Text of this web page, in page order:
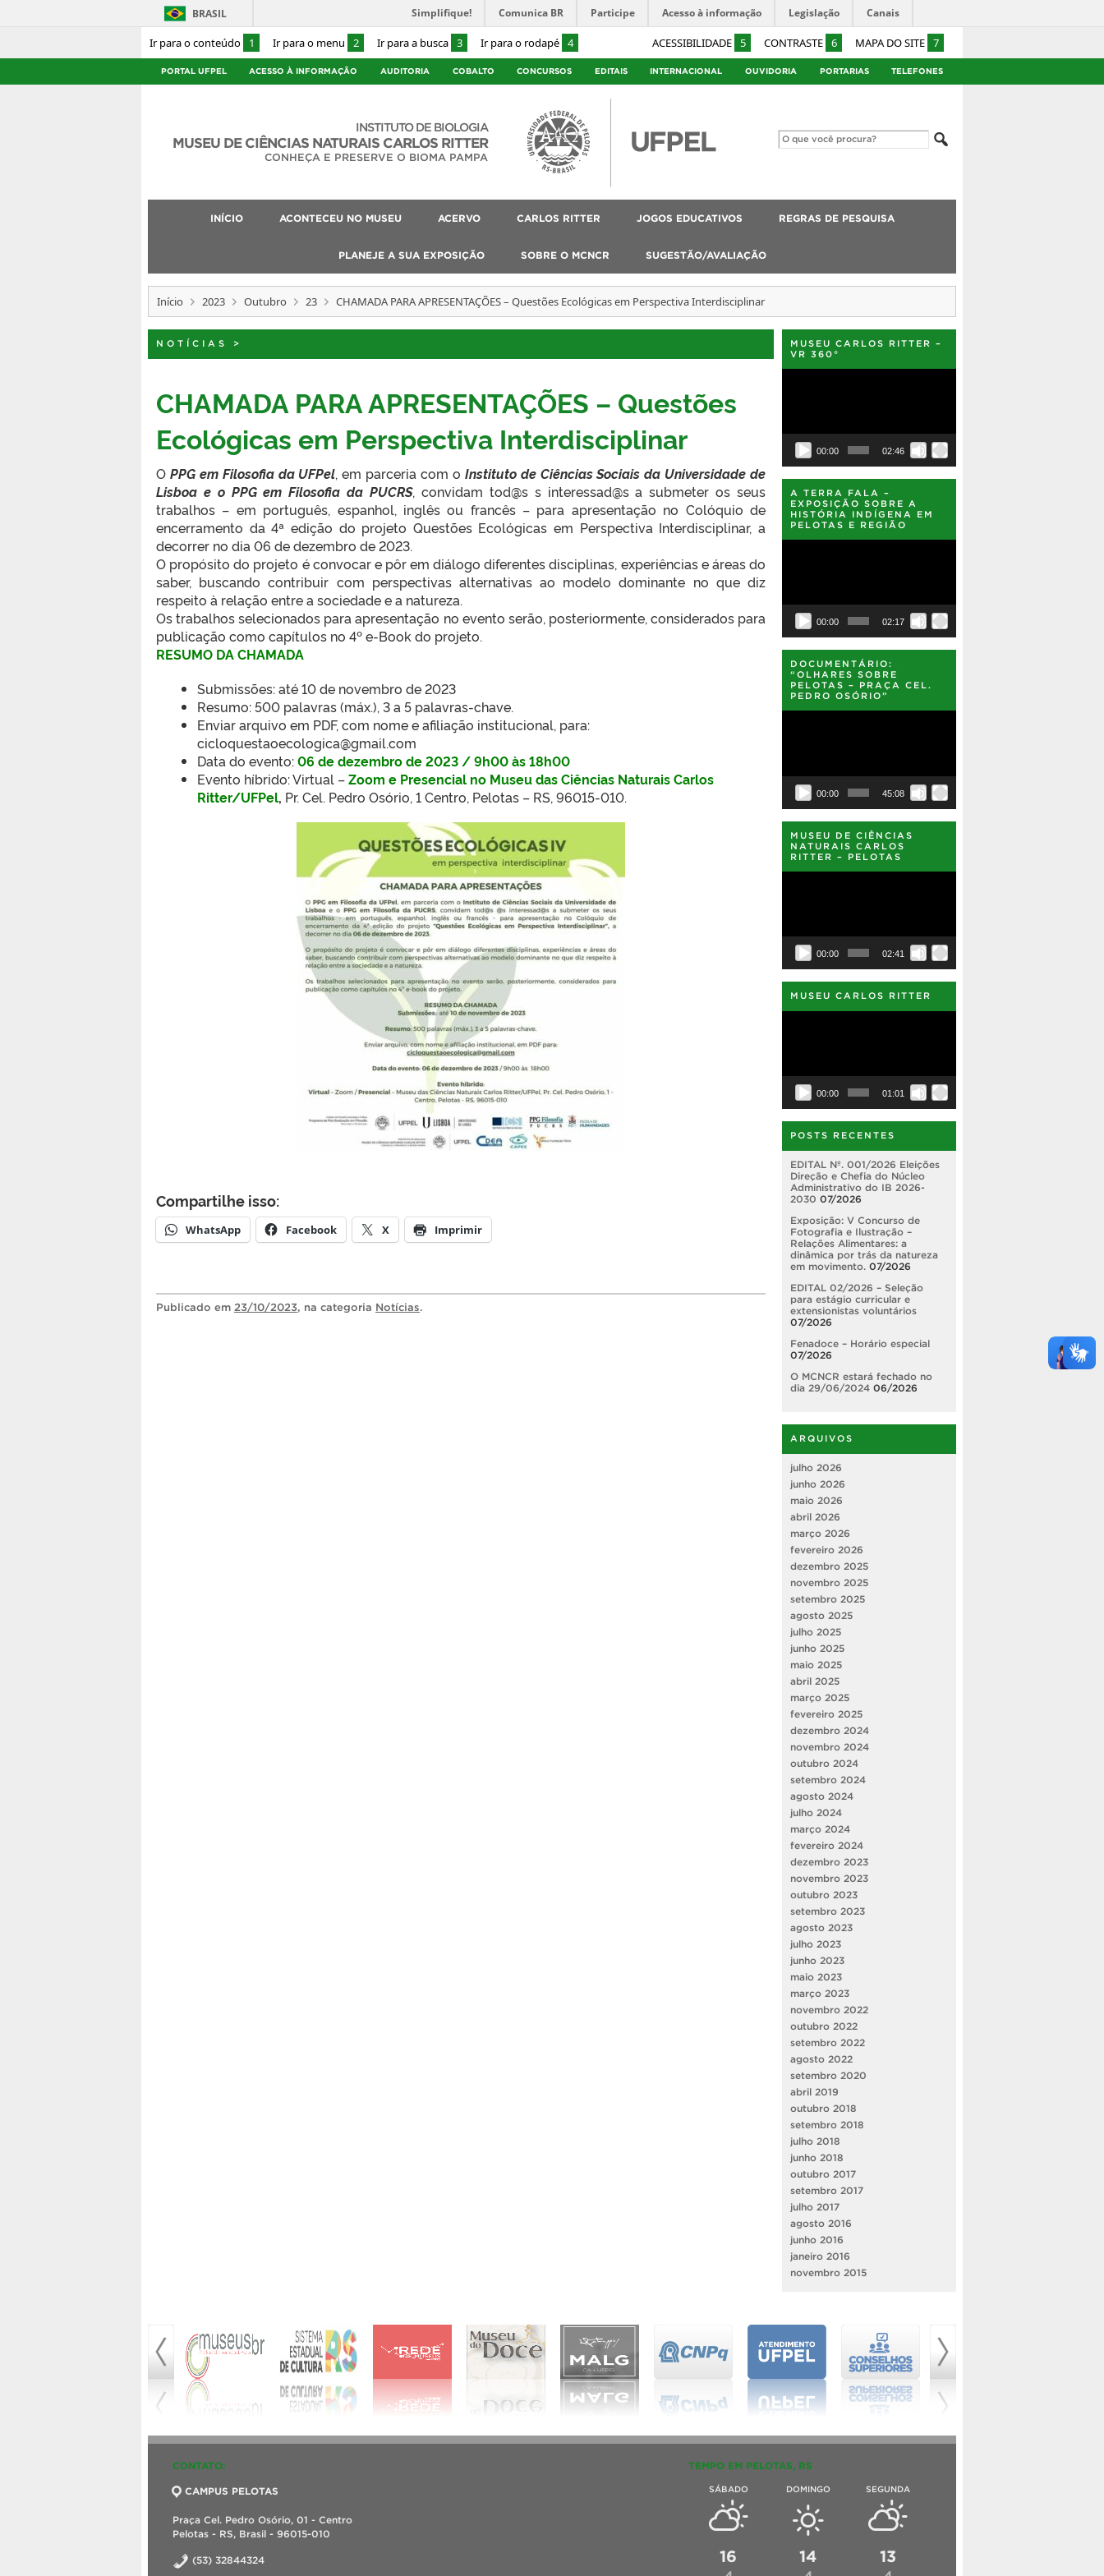
Ir para o conteúdo 1 Ir para o menu 2 Ir para a busca 3 Ir para o rodapé 4 ACESSIBILIDADE 5 CONTRASTE 6 MAPA DO SITE 7
BRASIL Simplifique! Comunica BR Participe Acesso à informação Legislação Canais
PORTAL UFPEL ACESSO À INFORMAÇÃO AUDITORIA COBALTO CONCURSOS EDITAIS INTERNACIONAL OUVIDORIA PORTARIAS TELEFONES
INSTITUTO DE BIOLOGIA
MUSEU DE CIÊNCIAS NATURAIS CARLOS RITTER
CONHEÇA E PRESERVE O BIOMA PAMPA
INÍCIO ACONTECEU NO MUSEU ACERVO CARLOS RITTER JOGOS EDUCATIVOS REGRAS DE PESQUISA
PLANEJE A SUA EXPOSIÇÃO SOBRE O MCNCR SUGESTÃO/AVALIAÇÃO
Início 2023 Outubro 23 CHAMADA PARA APRESENTAÇÕES – Questões Ecológicas em Perspectiva Interdisciplinar
NOTÍCIAS >
CHAMADA PARA APRESENTAÇÕES – Questões
Ecológicas em Perspectiva Interdisciplinar
O PPG em Filosofia da UFPel, em parceria com o Instituto de Ciências Sociais da Universidade de
Lisboa e o PPG em Filosofia da PUCRS, convidam tod@s s interessad@s a submeter os seus
trabalhos – em português, espanhol, inglês ou francês – para apresentação no Colóquio de
encerramento da 4ª edição do projeto Questões Ecológicas em Perspectiva Interdisciplinar, a
decorrer no dia 06 de dezembro de 2023.
O propósito do projeto é convocar e pôr em diálogo diferentes disciplinas, experiências e áreas do
saber, buscando contribuir com perspectivas alternativas ao modelo dominante no que diz
respeito à relação entre a sociedade e a natureza.
Os trabalhos selecionados para apresentação no evento serão, posteriormente, considerados para
publicação como capítulos no 4º e-Book do projeto.
RESUMO DA CHAMADA
Submissões: até 10 de novembro de 2023
Resumo: 500 palavras (máx.), 3 a 5 palavras-chave.
Enviar arquivo em PDF, com nome e afiliação institucional, para:
cicloquestaoecologica@gmail.com
Data do evento:06 de dezembro de 2023 / 9h00 às 18h00
Evento híbrido: Virtual –Zoom e Presencial no Museu das Ciências Naturais Carlos
Ritter/UFPel, Pr. Cel. Pedro Osório, 1 Centro, Pelotas – RS, 96015-010.
Compartilhe isso:
WhatsApp Facebook X Imprimir
Publicado em 23/10/2023, na categoria Notícias.
MUSEU CARLOS RITTER –
VR 360°
00:00 02:46
A TERRA FALA –
EXPOSIÇÃO SOBRE A
HISTÓRIA INDÍGENA EM
PELOTAS E REGIÃO
00:00 02:17
DOCUMENTÁRIO:
“OLHARES SOBRE
PELOTAS – PRAÇA CEL.
PEDRO OSÓRIO”
00:00 45:08
MUSEU DE CIÊNCIAS
NATURAIS CARLOS
RITTER – PELOTAS
00:00 02:41
MUSEU CARLOS RITTER
00:00 01:01
POSTS RECENTES
EDITAL Nº. 001/2026 Eleições
Direção e Chefia do Núcleo
Administrativo do IB 2026-
2030 07/2026
Exposição: V Concurso de
Fotografia e Ilustração –
Relações Alimentares: a
dinâmica por trás da natureza
em movimento. 07/2026
EDITAL 02/2026 – Seleção
para estágio curricular e
extensionistas voluntários
07/2026
Fenadoce – Horário especial
07/2026
O MCNCR estará fechado no
dia 29/06/2024 06/2026
ARQUIVOS
julho 2026
junho 2026
maio 2026
abril 2026
março 2026
fevereiro 2026
dezembro 2025
novembro 2025
setembro 2025
agosto 2025
julho 2025
junho 2025
maio 2025
abril 2025
março 2025
fevereiro 2025
dezembro 2024
novembro 2024
outubro 2024
setembro 2024
agosto 2024
julho 2024
março 2024
fevereiro 2024
dezembro 2023
novembro 2023
outubro 2023
setembro 2023
agosto 2023
julho 2023
junho 2023
maio 2023
março 2023
novembro 2022
outubro 2022
setembro 2022
agosto 2022
setembro 2020
abril 2019
outubro 2018
setembro 2018
julho 2018
junho 2018
outubro 2017
setembro 2017
julho 2017
agosto 2016
junho 2016
janeiro 2016
novembro 2015
CONTATO:
CAMPUS PELOTAS
Praça Cel. Pedro Osório, 01 - Centro
Pelotas - RS, Brasil - 96015-010
(53) 32844324
TEMPO EM PELOTAS, RS
SÁBADO
16
DOMINGO
14
SEGUNDA
13